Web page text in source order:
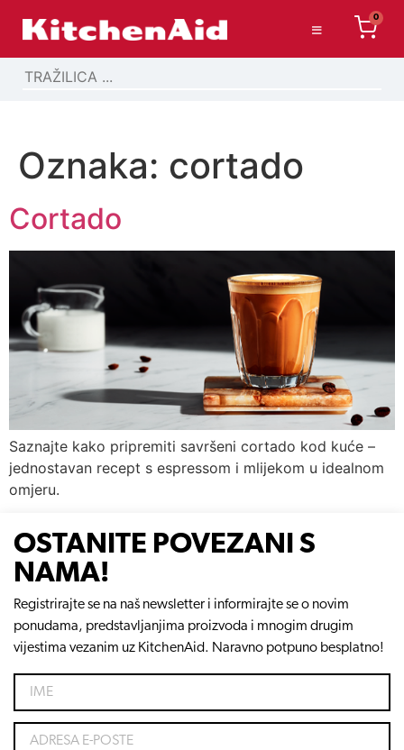
0
Oznaka: cortado
Cortado
Saznajte kako pripremiti savršeni cortado kod kuće –
jednostavan recept s espressom i mlijekom u idealnom
omjeru.
OSTANITE POVEZANI S
NAMA!
Registrirajte se na naš newsletter i informirajte se o novim
ponudama, predstavljanjima proizvoda i mnogim drugim
vijestima vezanim uz KitchenAid. Naravno potpuno besplatno!